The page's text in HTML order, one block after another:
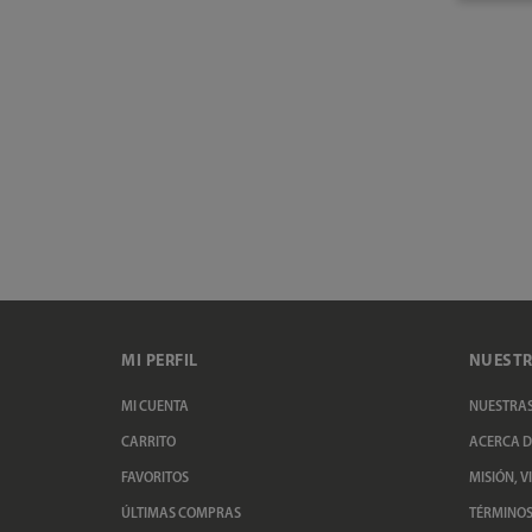
MI PERFIL
MI CUENTA
CARRITO
FAVORITOS
ÚLTIMAS COMPRAS
ACERCA
MISIÓN,